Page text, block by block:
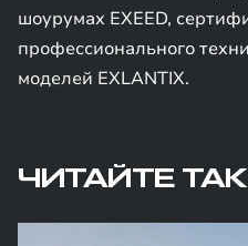
шоурумах EXEED,
профессионального
моделей EXLANTIX.
ЧИТАЙТЕ